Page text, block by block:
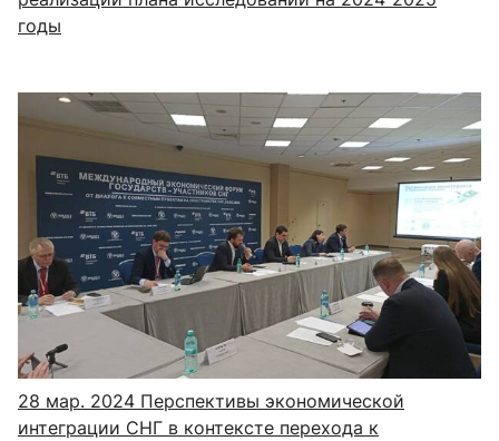
годы
28 мар. 2024 Перспективы экономической
интеграции СНГ в контексте перехода к